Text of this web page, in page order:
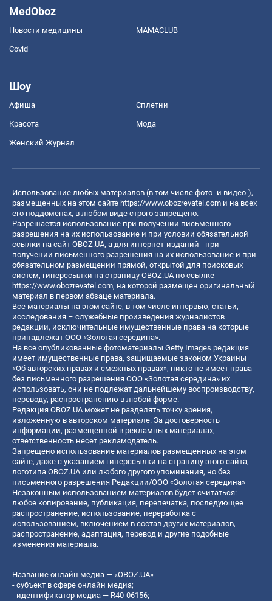
MedOboz
Новости медицины MAMACLUB
Covid
Шоу
Афиша Сплетни
Красота Мода
Женский Журнал
Использование любых материалов (в том числе фото- и видео-),
размещенных на этом сайте https://www.obozrevatel.com и на всех
его поддоменах, в любом виде строго запрещено.
Разрешается использование при получении письменного
разрешения на их использование и при условии обязательной
ссылки на сайт OBOZ.UA, а для интернет-изданий - при
получении письменного разрешения на их использование и при
обязательном размещении прямой, открытой для поисковых
систем, гиперссылки на страницу OBOZ.UA по ссылке
https://www.obozrevatel.com, на которой размещен оригинальный
материал в первом абзаце материала.
Все материалы на этом сайте, в том числе интервью, статьи,
исследования – служебные произведения журналистов
редакции, исключительные имущественные права на которые
принадлежат ООО «Золотая середина».
На все опубликованные фотоматериалы Getty Images редакция
имеет имущественные права, защищаемые законом Украины
«Об авторских правах и смежных правах», никто не имеет права
без письменного разрешения ООО «Золотая середина» их
использовать, они не подлежат дальнейшему воспроизводству,
переводу, распространению в любой форме.
Редакция OBOZ.UA может не разделять точку зрения,
изложенную в авторском материале. За достоверность
информации, размещенной в рекламных материалах,
ответственность несет рекламодатель.
Запрещено использование материалов размещенных на этом
сайте, даже с указанием гиперссылки на страницу этого сайта,
логотипа OBOZ.UA или любого другого упоминания, но без
письменного разрешения Редакции/ООО «Золотая середина»
Незаконным использованием материалов будет считаться:
любое копирование, публикация, перепечатка, последующее
распространение, использование, переработка с
использованием, включением в состав других материалов,
распространение, адаптация, перевод и другие подобные
изменения материала.
Название онлайн медиа — «OBOZ.UA»
- субъект в сфере онлайн медиа;
- идентификатор медиа — R40-06156;